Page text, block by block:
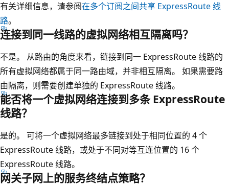
有关详细信息，请参阅在多个订阅之间共享 ExpressRoute 线
路。
连接到同一线路的虚拟网络相互隔离吗？
不是。 从路由的角度来看，链接到同一 ExpressRoute 线路的
所有虚拟网络都属于同一路由域，并非相互隔离。 如果需要路
由隔离，则需要创建单独的 ExpressRoute 线路。
能否将一个虚拟网络连接到多条 ExpressRoute
线路？
是的。 可将一个虚拟网络最多链接到处于相同位置的 4 个
ExpressRoute 线路，或处于不同对等互连位置的 16 个
ExpressRoute 线路。
网关子网上的服务终结点策略？